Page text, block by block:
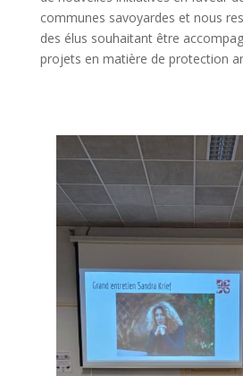
communes savoyardes et nous
des élus souhaitant être
projets en matière de protection